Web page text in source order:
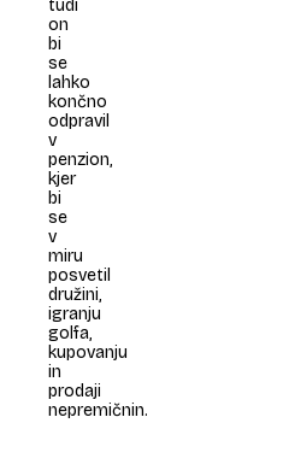
tudi
on
bi
se
lahko
končno
odpravil
v
penzion,
kjer
bi
se
v
miru
posvetil
družini,
igranju
golfa,
kupovanju
in
prodaji
nepremičnin.